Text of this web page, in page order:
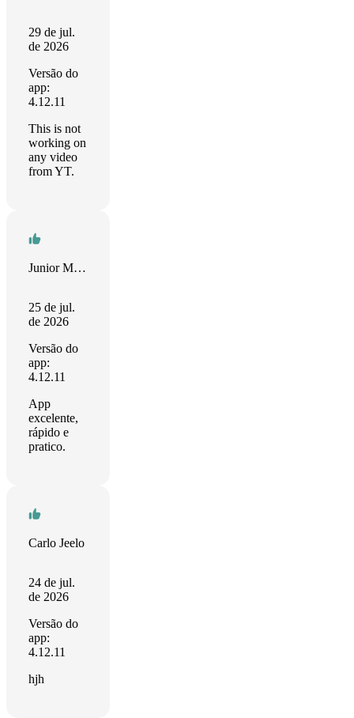
29 de jul.
de 2026
Versão do
app:
4.12.11
This is not
working on
any video
from YT.
Junior Mateo
25 de jul.
de 2026
Versão do
app:
4.12.11
App
excelente,
rápido e
pratico.
Carlo Jeelo
24 de jul.
de 2026
Versão do
app:
4.12.11
hjh